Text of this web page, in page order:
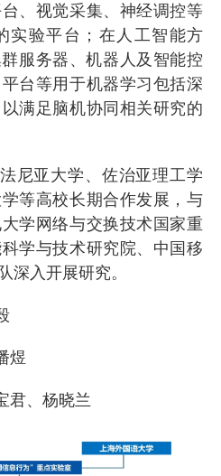
、视觉采集、神经调控等
实验平台；在人工智能方
服务器、机器人及智能控
台等用于机器学习包括深
满足脑机协同相关研究的
尼亚大学、佐治亚理工学
等高校长期合作发展，与
学网络与交换技术国家重
学与技术研究院、中国移
深入开展研究。
煜
君、杨晓兰